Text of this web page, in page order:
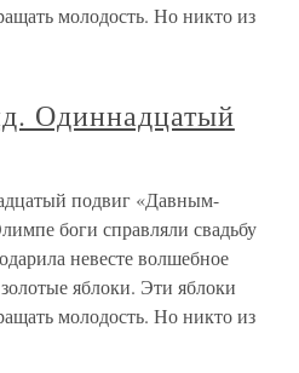
молодость. Но никто из
Одиннадцатый
подвиг «Давным-
боги справляли свадьбу
невесте волшебное
яблоки. Эти яблоки
молодость. Но никто из